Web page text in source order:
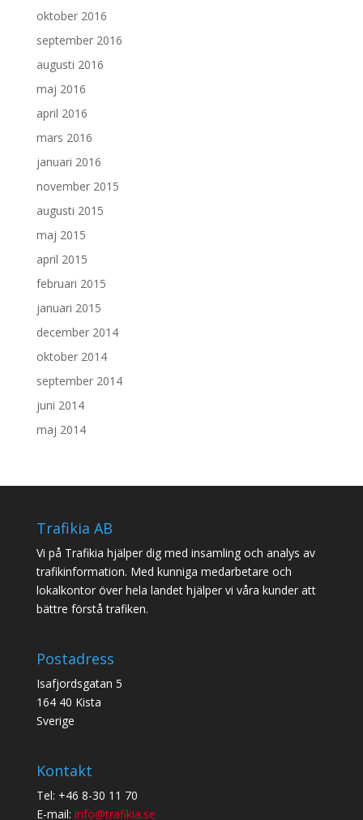
oktober 2016
september 2016
augusti 2016
maj 2016
april 2016
mars 2016
januari 2016
november 2015
augusti 2015
maj 2015
april 2015
februari 2015
januari 2015
december 2014
oktober 2014
september 2014
juni 2014
maj 2014
Trafikia AB
Vi på Trafikia hjälper dig med insamling och analys av
trafikinformation. Med kunniga medarbetare och
lokalkontor över hela landet hjälper vi våra kunder att
bättre förstå trafiken.
Postadress
Isafjordsgatan 5
164 40 Kista
Sverige
Kontakt
Tel: +46 8-30 11 70
E-mail: info@trafikia.se